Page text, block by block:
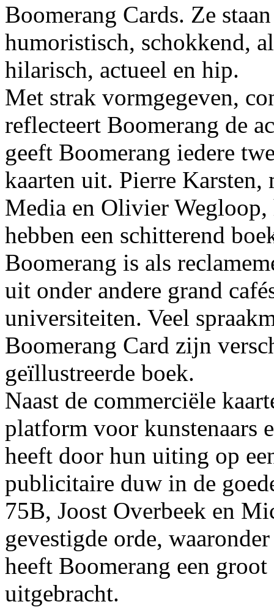
Boomerang Cards. Ze
humoristisch, schokkend,
hilarisch, actueel en hip.
Met strak vormgegeven,
reflecteert Boomerang de
geeft Boomerang iedere
kaarten uit. Pierre Karsten,
Media en Olivier
hebben een schitterend
Boomerang is als
uit onder andere grand
universiteiten. Veel
Boomerang Card zijn
geïllustreerde boek.
Naast de commerciële
platform voor kunstenaars
heeft door hun uiting op
publicitaire duw in de
75B, Joost Overbeek en
gevestigde orde,
heeft Boomerang een
uitgebracht.